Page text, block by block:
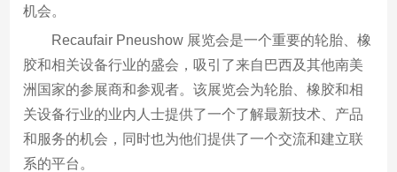
机会。
Recaufair Pneushow 展览会是一个重要的轮胎、橡
胶和相关设备行业的盛会，吸引了来自巴西及其他南美
洲国家的参展商和参观者。该展览会为轮胎、橡胶和相
关设备行业的业内人士提供了一个了解最新技术、产品
和服务的机会，同时也为他们提供了一个交流和建立联
系的平台。